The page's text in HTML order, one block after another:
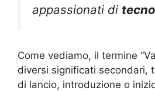
appassionati di
Come vediamo, il termine
diversi significati secondari,
di lancio, introduzione o